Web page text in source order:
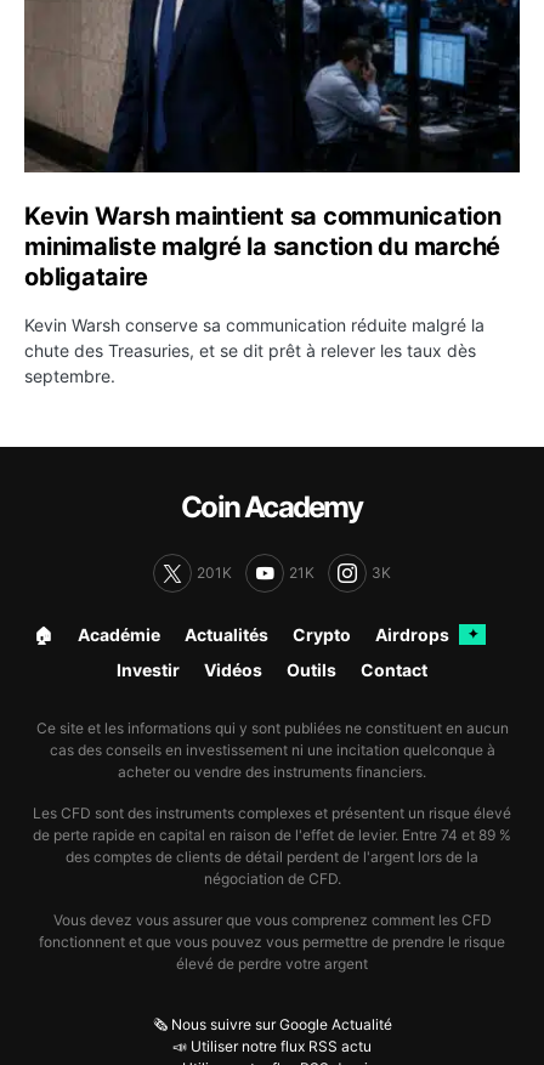
Kevin Warsh maintient sa communication
minimaliste malgré la sanction du marché
obligataire
Kevin Warsh conserve sa communication réduite malgré la
chute des Treasuries, et se dit prêt à relever les taux dès
septembre.
Coin Academy
201K 21K 3K
🏠︎ Académie Actualités Crypto Airdrops ✦
Investir Vidéos Outils Contact
Ce site et les informations qui y sont publiées ne constituent en aucun
cas des conseils en investissement ni une incitation quelconque à
acheter ou vendre des instruments financiers.
Les CFD sont des instruments complexes et présentent un risque élevé
de perte rapide en capital en raison de l'effet de levier. Entre 74 et 89 %
des comptes de clients de détail perdent de l'argent lors de la
négociation de CFD.
Vous devez vous assurer que vous comprenez comment les CFD
fonctionnent et que vous pouvez vous permettre de prendre le risque
élevé de perdre votre argent
🗞️ Nous suivre sur Google Actualité
📣 Utiliser notre flux RSS actu